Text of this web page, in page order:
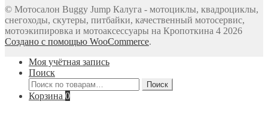
© Мотосалон Buggy Jump Калуга - мотоциклы, квадроциклы,
снегоходы, скутеры, питбайки, качественный мотосервис,
мотоэкипировка и мотоаксессуары на Кропоткина 4 2026
Создано с помощью WooCommerce.
Моя учётная запись
Поиск
Искать:
Поиск
Корзина 0